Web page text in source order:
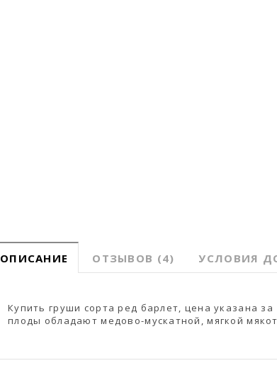
ОПИСАНИЕ ОТЗЫВОВ (4) УСЛОВИЯ
Купить груши сорта ред барлет, цена указана
плоды обладают медово-мускатной, мягкой